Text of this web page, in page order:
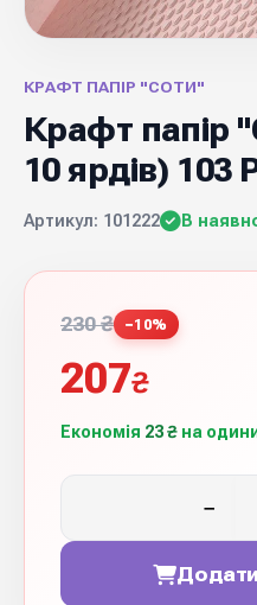
КРАФТ ПАПІР "СОТИ"
Крафт папір
10 ярдів) 103
Артикул: 101222 В
230 ₴ −10%
207₴
Економія 23 ₴ на
−